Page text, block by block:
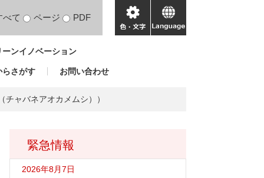
べて ページ PDF
色・
文
language
ンイノベーション
らさがす お問い合わせ
ャバネアオカメムシ））
緊急情報
2026年8月7日